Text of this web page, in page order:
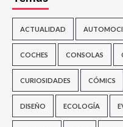
ACTUALIDAD
COCHES CONSOLAS
CURIOSIDADES CÓMICS
DISEÑO ECOLOGÍA